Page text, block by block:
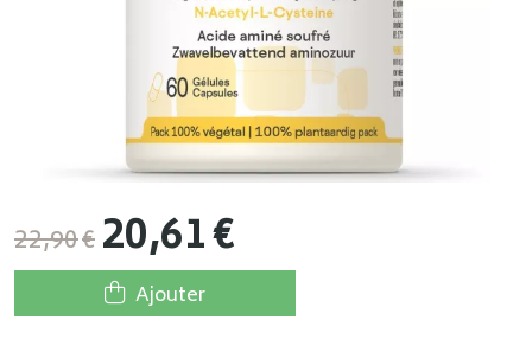
22,90€20,61€
Ajouter